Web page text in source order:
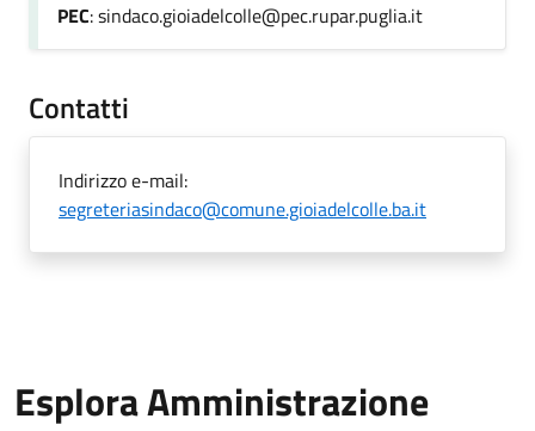
PEC: sindaco.gioiadelcolle@pec.rupar.puglia.it
Contatti
Indirizzo e-mail:
segreteriasindaco@comune.gioiadelcolle.ba.it
Esplora Amministrazione